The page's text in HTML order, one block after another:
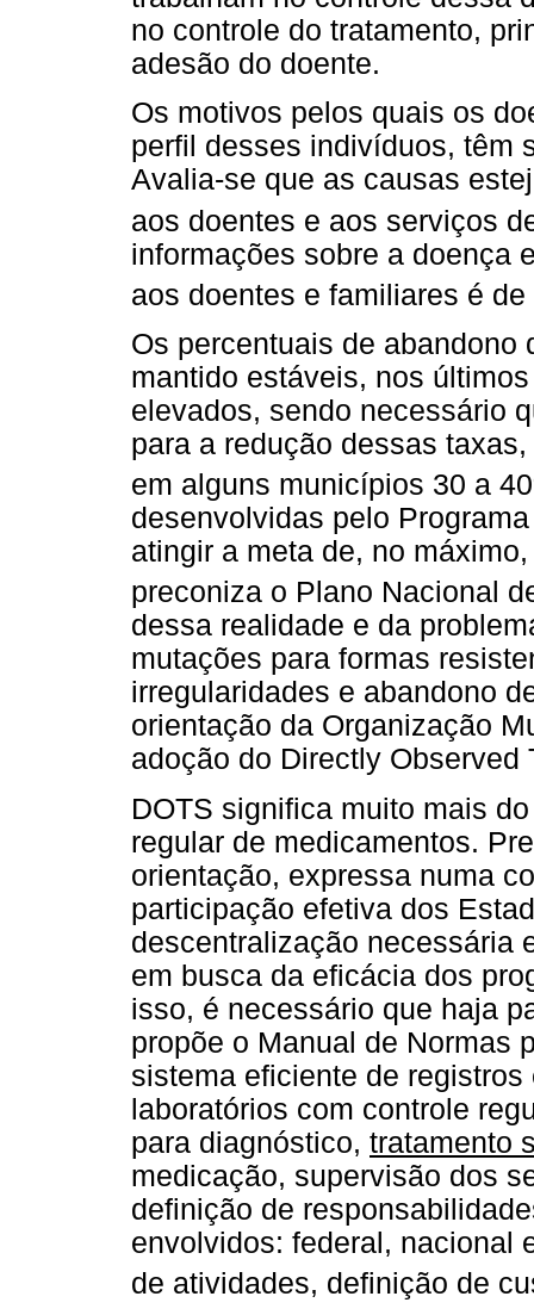
no controle do tratamento,
adesão do doente.
Os motivos pelos quais os
perfil desses indivíduos, têm
Avalia-se que as causas
aos doentes e aos serviços
informações sobre a doença
aos doentes e familiares é
Os percentuais de abandono
mantido estáveis, nos
elevados, sendo necessário
para a redução dessas
em alguns municípios 30 a
desenvolvidas pelo
atingir a meta de, no
preconiza o Plano Nacional
dessa realidade e da
mutações para formas
irregularidades e abandono
orientação da Organização
adoção do Directly Observed
DOTS significa muito mais
regular de medicamentos.
orientação, expressa numa
participação efetiva dos
descentralização necessária
em busca da eficácia dos
isso, é necessário que haja
propõe o Manual de Normas
sistema eficiente de
laboratórios com controle
para diagnóstico, tratamento
medicação, supervisão dos
definição de
envolvidos: federal, nacional
de atividades, definição de